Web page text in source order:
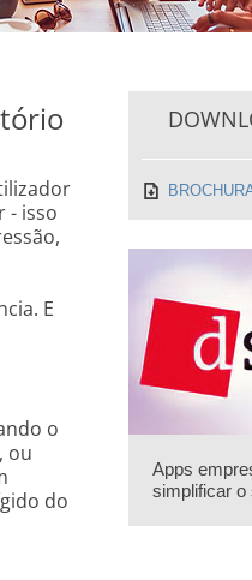
- isso
E
o
ou
do
Apps
simplificar o